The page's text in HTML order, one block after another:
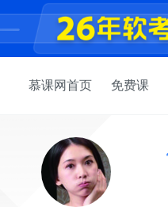
慕课网首页 免费课